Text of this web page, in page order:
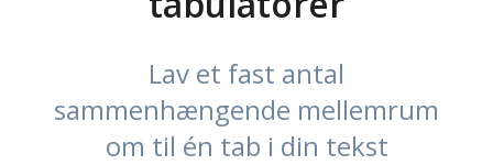
Lav et fast antal
sammenhængende mellemrum
om til én tab i din tekst